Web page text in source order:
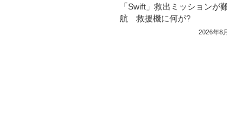
「Swift」救出ミッションが
航 救援機に何が?
2026年8